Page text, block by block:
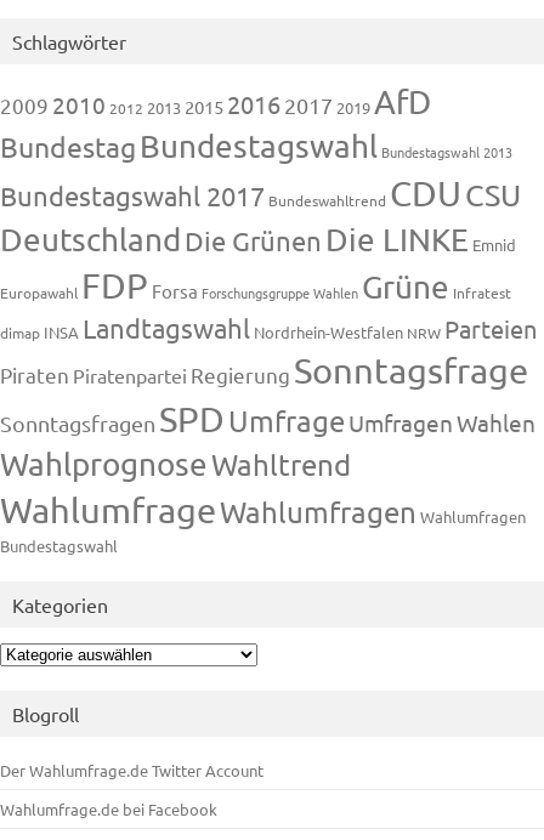
Schlagwörter
2009 2010 2012 2013 2015 20162017 2019AfD
Bundestag Bundestagswahl Bundestagswahl 2013
Bundestagswahl 2017 Bundeswahltrend CDUCSU
Deutschland Die Grünen Die LINKE Emnid
Europawahl FDP Forsa Forschungsgruppe Wahlen Grüne Infratest
dimap INSA Landtagswahl Nordrhein-Westfalen NRW Parteien
Piraten Piratenpartei Regierung Sonntagsfrage
Sonntagsfragen SPD Umfrage UmfragenWahlen
WahlprognoseWahltrend
WahlumfrageWahlumfragen Wahlumfragen
Bundestagswahl
Kategorien
Kategorien
Blogroll
Der Wahlumfrage.de Twitter Account
Wahlumfrage.de bei Facebook